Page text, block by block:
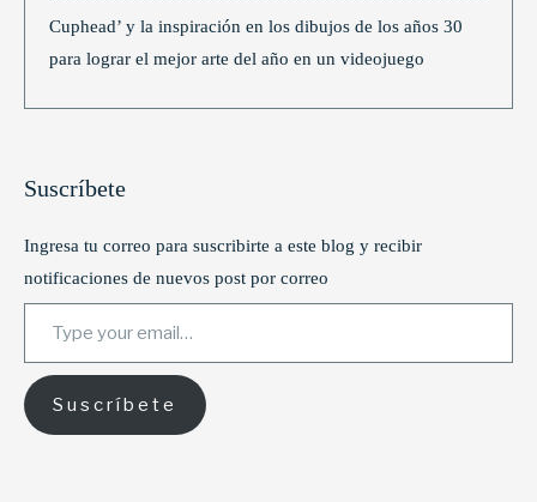
Cuphead’ y la inspiración en los dibujos de los años 30
para lograr el mejor arte del año en un videojuego
Suscríbete
Ingresa tu correo para suscribirte a este blog y recibir
notificaciones de nuevos post por correo
Type your email…
Suscríbete